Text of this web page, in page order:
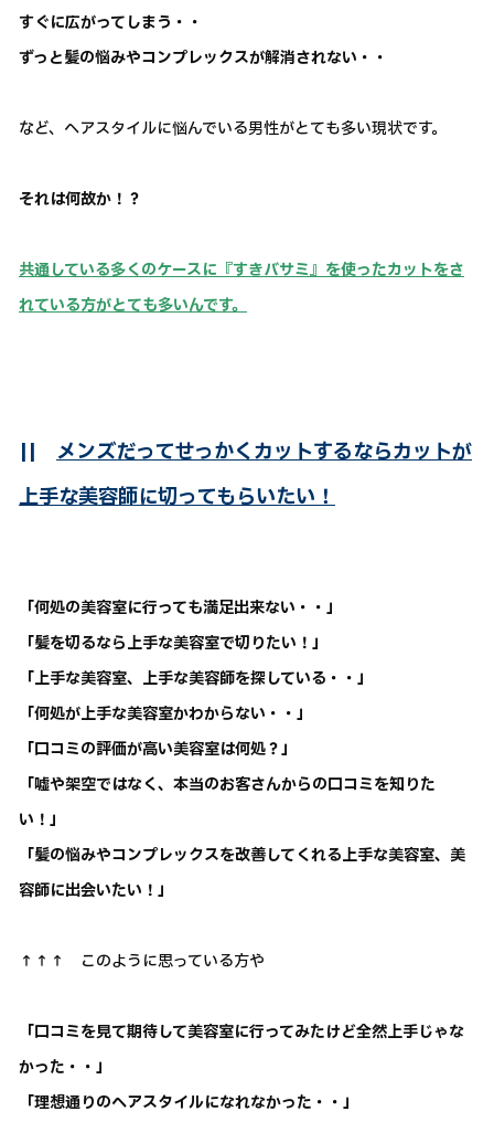
すぐに広がってしまう・・
ずっと髪の悩みやコンプレックスが解消されない・・
など、ヘアスタイルに悩んでいる男性がとても多い現状です。
それは何故か！？
共通している多くのケースに『すきバサミ』を使ったカットをさ
れている方がとても多いんです。
|| メンズだってせっかくカットするならカットが
上手な美容師に切ってもらいたい！
「何処の美容室に行っても満足出来ない・・」
「髪を切るなら上手な美容室で切りたい！」
「上手な美容室、上手な美容師を探している・・」
「何処が上手な美容室かわからない・・」
「口コミの評価が高い美容室は何処？」
「嘘や架空ではなく、本当のお客さんからの口コミを知りた
い！」
「髪の悩みやコンプレックスを改善してくれる上手な美容室、美
容師に出会いたい！」
↑↑↑ このように思っている方や
「口コミを見て期待して美容室に行ってみたけど全然上手じゃな
かった・・」
「理想通りのヘアスタイルになれなかった・・」